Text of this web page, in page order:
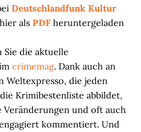
Deutschlandfunk Kultur
als PDF heruntergeladen
die aktuelle
crimemag. Dank auch an
Weltexpresso, die jeden
Krimibestenliste abbildet,
Veränderungen und oft auch
kommentiert. Und